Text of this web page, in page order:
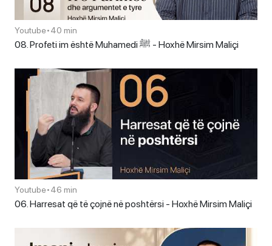
Youtube•40 min
08. Profeti im është Muhamedi ﷺ - Hoxhë Mirsim Maliçi
Youtube•46 min
06. Harresat që të çojnë në poshtërsi - Hoxhë Mirsim Maliçi